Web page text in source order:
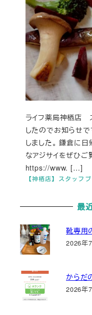
【神栖店】スタッフ
ライフ薬局神栖店
したのでお知らせで
しました。 鎌倉に
なアジサイをぜひご
https://www. […]
最
靴専用
2026年
からだ
2026年